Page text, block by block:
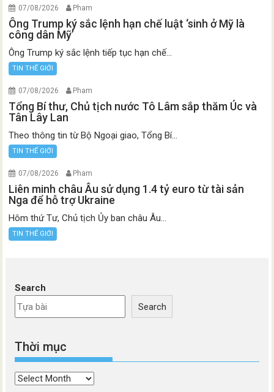
07/08/2026 Pham
Ông Trump ký sắc lệnh hạn chế luật ‘sinh ở Mỹ là
công dân Mỹ’
Ông Trump ký sắc lệnh tiếp tục hạn chế...
TIN THẾ GIỚI
07/08/2026 Pham
Tổng Bí thư, Chủ tịch nước Tô Lâm sắp thăm Úc và
Tân Lây Lan
Theo thông tin từ Bộ Ngoại giao, Tổng Bí...
TIN THẾ GIỚI
07/08/2026 Pham
Liên minh châu Âu sử dụng 1.4 tỷ euro từ tài sản
Nga để hỗ trợ Ukraine
Hôm thứ Tư, Chủ tịch Ủy ban châu Âu...
TIN THẾ GIỚI
Search
Search
Thời mục
Thời